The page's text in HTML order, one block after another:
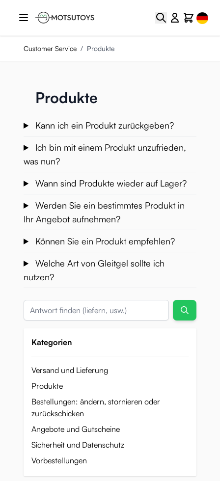
Suche CartSelect
Customer Service / Produkte
Produkte
Kann ich ein Produkt zurückgeben?
Ich bin mit einem Produkt unzufrieden,
was nun?
Wann sind Produkte wieder auf Lager?
Werden Sie ein bestimmtes Produkt in
Ihr Angebot aufnehmen?
Können Sie ein Produkt empfehlen?
Welche Art von Gleitgel sollte ich
nutzen?
Suche
Kategorien
Versand und Lieferung
Produkte
Bestellungen: ändern, stornieren oder
zurückschicken
Angebote und Gutscheine
Sicherheit und Datenschutz
Vorbestellungen